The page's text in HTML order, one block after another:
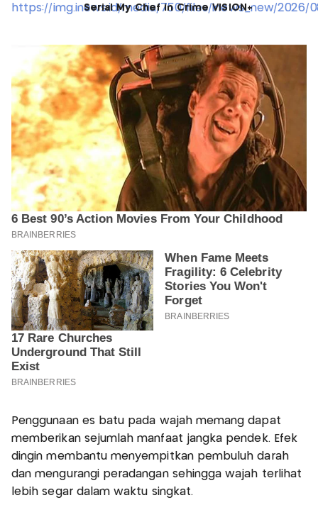
Serial My Chef in Crime VISION+
Penggunaan es batu pada wajah memang dapat
memberikan sejumlah manfaat jangka pendek. Efek
dingin membantu menyempitkan pembuluh darah
dan mengurangi peradangan sehingga wajah terlihat
lebih segar dalam waktu singkat.